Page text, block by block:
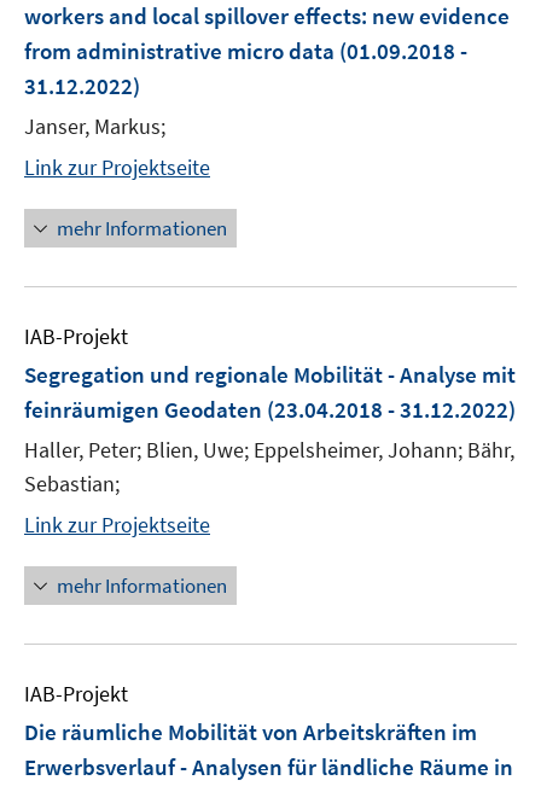
workers and local spillover effects: new evidence
from administrative micro data (01.09.2018 -
31.12.2022)
Janser, Markus;
Link zur Projektseite
mehr Informationen
IAB-Projekt
Segregation und regionale Mobilität - Analyse mit
feinräumigen Geodaten (23.04.2018 - 31.12.2022)
Haller, Peter; Blien, Uwe; Eppelsheimer, Johann; Bähr,
Sebastian;
Link zur Projektseite
mehr Informationen
IAB-Projekt
Die räumliche Mobilität von Arbeitskräften im
Erwerbsverlauf - Analysen für ländliche Räume in